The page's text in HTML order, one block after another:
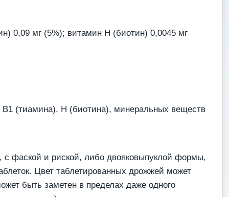
0,09 мг (5%); витамин Н (биотин) 0,0045 мг
В1 (тиамина), Н (биотина), минеральных веществ
фаской и риской, либо двояковыпуклой формы,
Цвет таблетированных дрожжей может
быть заметен в пределах даже одного